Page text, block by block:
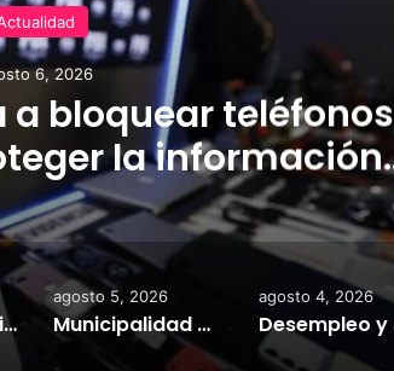
6, 2026
a bloquear teléfonos
la información
el mercado ilegal
Gobierno mantiene despliegue regional y refuerza la ayuda en las comunas afectadas por el sistema frontal
agosto 5, 2026
Municipalidad de Temuco y Ejército de Chile entregan 130 fardos de alimento animal donados por Sofo para damnificados de sectores rurales
agosto 4, 2026